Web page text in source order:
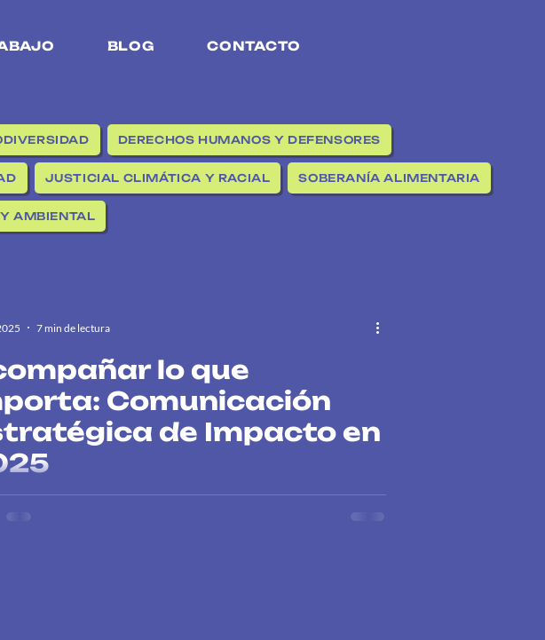
BLOG CONTACTO
DERECHOS HUMANOS Y DEFENSORES
JUSTICIAL CLIMÁTICA Y RACIAL SOBERANÍA ALIMENTARIA
AMBIENTAL
lo que
Comunicación
de Impacto en
Estratégica 2025: Colmena Lab impulsa la incidencia
7 min de lectura